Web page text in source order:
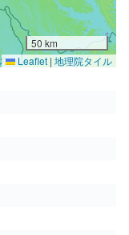
50 km
Leaflet | 地理院タイル